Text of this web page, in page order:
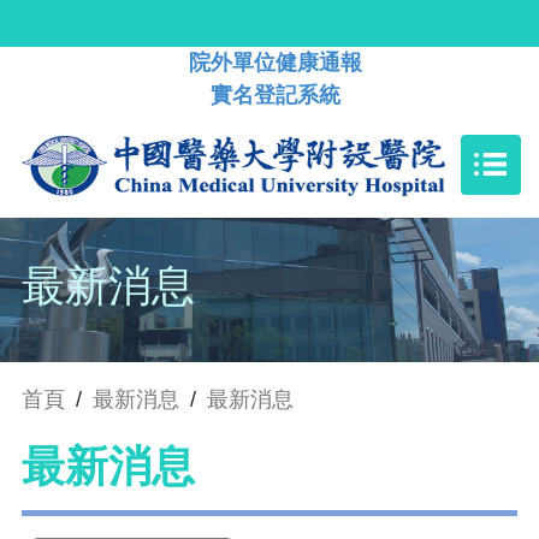
院外單位健康通報
實名登記系統
最新消息
首頁 / 最新消息 / 最新消息
最新消息